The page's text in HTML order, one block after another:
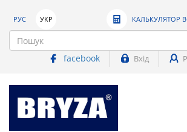
РУС УКР КАЛЬКУЛЯТОР
facebook Вхід